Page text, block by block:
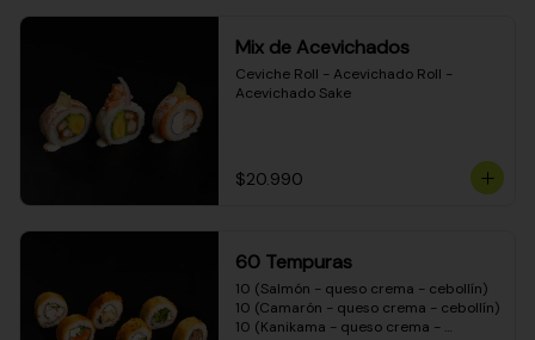
Mix de Acevichados
Ceviche Roll - Acevichado Roll -
Acevichado Sake
$20.990
60 Tempuras
10 (Salmón - queso crema - cebollín)
10 (Camarón - queso crema - cebollín)
10 (Kanikama - queso crema -